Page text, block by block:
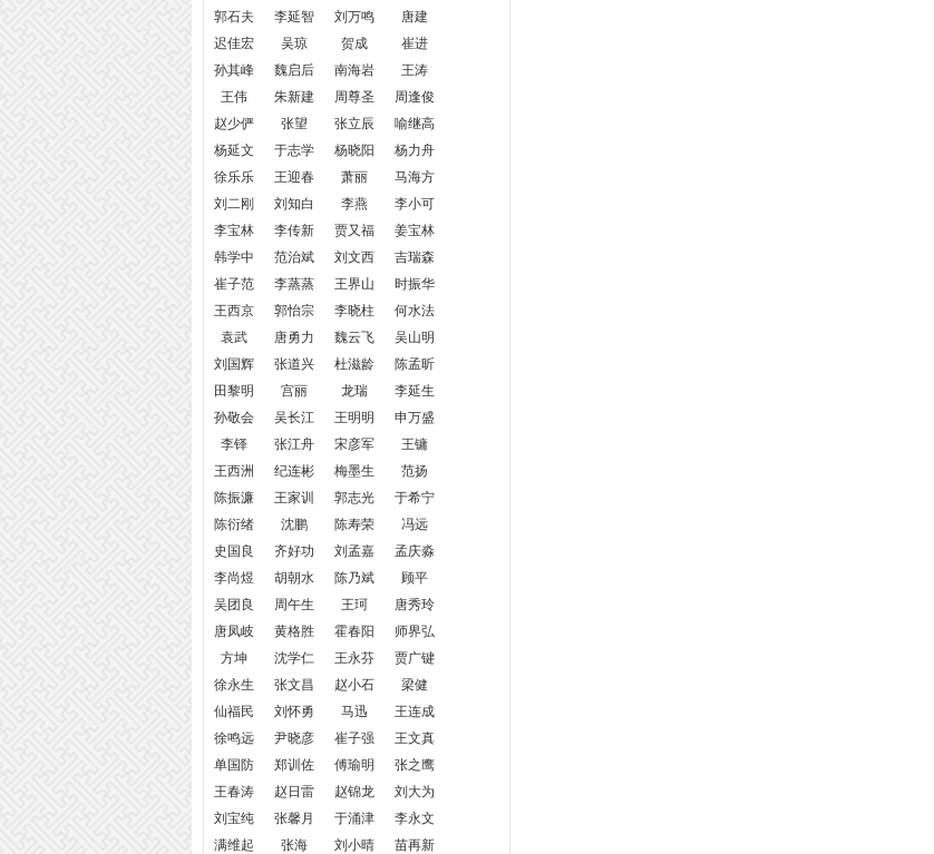
郭石夫
李延智 刘万鸣
唐建
迟佳宏
吴琼 贺成
崔进
孙其峰
魏启后 南海岩
王涛
王伟
朱新建 周尊圣
周逢俊
赵少俨
张望 张立辰
喻继高
杨延文
于志学 杨晓阳
杨力舟
徐乐乐
王迎春 萧丽
马海方
刘二刚
刘知白 李燕
李小可
李宝林
李传新 贾又福
姜宝林
韩学中
范治斌 刘文西
吉瑞森
崔子范
李蒸蒸 王界山
时振华
王西京
郭怡宗 李晓柱
何水法
袁武
唐勇力 魏云飞
吴山明
刘国辉
张道兴 杜滋龄
陈孟昕
田黎明
宫丽 龙瑞
李延生
孙敬会
吴长江 王明明
申万盛
李铎
张江舟 宋彦军
王镛
王西洲
纪连彬 梅墨生
范扬
陈振濂
王家训 郭志光
于希宁
陈衍绪
沈鹏 陈寿荣
冯远
史国良
齐好功 刘孟嘉
孟庆淼
李尚煜
胡朝水 陈乃斌
顾平
吴团良
周午生 王珂
唐秀玲
唐凤岐
黄格胜 霍春阳
师界弘
方坤
沈学仁 王永芬
贾广键
徐永生
张文昌 赵小石
梁健
仙福民
刘怀勇 马迅
王连成
徐鸣远
尹晓彦 崔子强
王文真
单国防
郑训佐 傅瑜明
张之鹰
王春涛
赵日雷 赵锦龙
刘大为
刘宝纯
张馨月 于涌津
李永文
满维起
张海 刘小晴
苗再新